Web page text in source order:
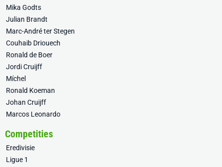
Mika Godts
Julian Brandt
Marc-André ter Stegen
Couhaib Driouech
Ronald de Boer
Jordi Cruijff
Míchel
Ronald Koeman
Johan Cruijff
Marcos Leonardo
Competities
Eredivisie
Ligue 1